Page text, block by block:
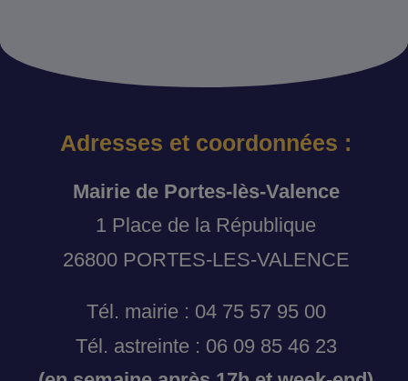
Adresses et coordonnées :
Mairie de Portes-lès-Valence
1 Place de la République
26800 PORTES-LES-VALENCE
Tél. mairie : 04 75 57 95 00
Tél. astreinte : 06 09 85 46 23